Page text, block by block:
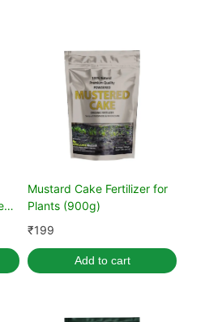
Mustard Cake Fertilizer for
Plants (900g)
₹199
Add to cart